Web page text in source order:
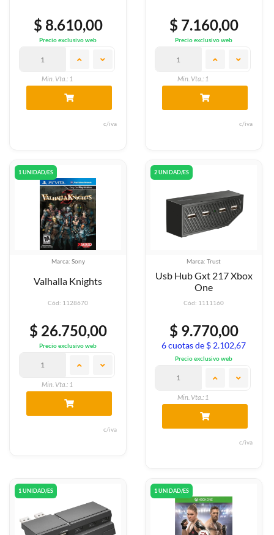
$ 8.610,00
Precio exclusivo web
Min. Vta.: 1
c/iva
$ 7.160,00
Precio exclusivo web
Min. Vta.: 1
c/iva
1 UNIDAD/ES
Marca: Sony
Valhalla Knights
Cód: 1128670
$ 26.750,00
Precio exclusivo web
Min. Vta.: 1
c/iva
2 UNIDAD/ES
Marca: Trust
Usb Hub Gxt 217 Xbox
One
Cód: 1111160
$ 9.770,00
6 cuotas de $ 2.102,67
Precio exclusivo web
Min. Vta.: 1
c/iva
1 UNIDAD/ES 1 UNIDAD/ES